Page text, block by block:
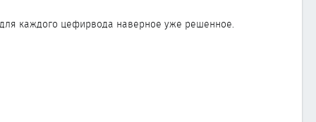
каждого цефирвода наверное уже решенное.